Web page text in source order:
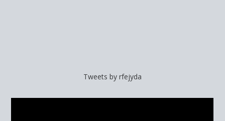
Tweets by rfejyda